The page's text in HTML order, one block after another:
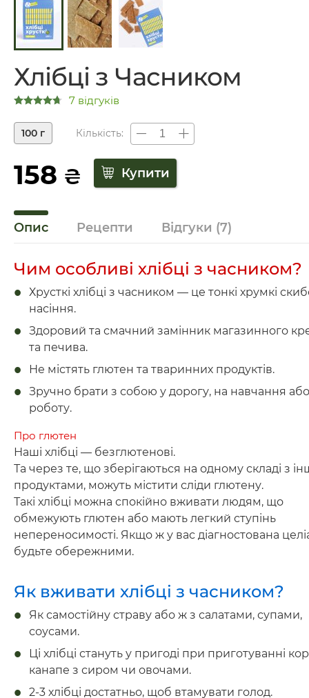
Хлібці з Часником
7 відгуків
100 г Кількість:
158 ₴
Опис Рецепти Відгуки (7)
Чим особливі хлібці з часником?
Хрусткі хлібці з часником — це тонкі хрумкі
насіння.
Здоровий та смачний замінник магазинного
та печива.
Не містять глютен та тваринних продуктів.
Зручно брати з собою у дорогу, на навчання
роботу.
Про глютен
Наші хлібці — безглютенові.
Та через те, що зберігаються на одному складі з
продуктами, можуть містити сліди глютену.
Такі хлібці можна спокійно вживати людям, що
обмежують глютен або мають легкий ступінь
непереносимості. Якщо ж у вас діагностована
будьте обережними.
Як вживати хлібці з часником?
Як самостійну страву або ж з салатами, супами,
соусами.
Ці хлібці стануть у пригоді при приготуванні
канапе з сиром чи овочами.
2-3 хлібці достатньо, щоб втамувати голод.